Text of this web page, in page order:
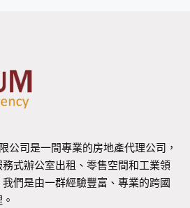
公司是一間專業的房地產代理公司，
式辦公室出租、零售空間和工業領
們是由一群經驗豐富、專業的跨國